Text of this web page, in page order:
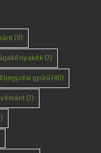
(9)
nyakék(7)
Eljegyzési gyűrű(40)
(7)